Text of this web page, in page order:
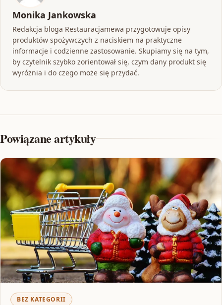
Monika Jankowska
Redakcja bloga Restauracjamewa przygotowuje opisy
produktów spożywczych z naciskiem na praktyczne
informacje i codzienne zastosowanie. Skupiamy się na tym,
by czytelnik szybko zorientował się, czym dany produkt się
wyróżnia i do czego może się przydać.
Powiązane artykuły
BEZ KATEGORII